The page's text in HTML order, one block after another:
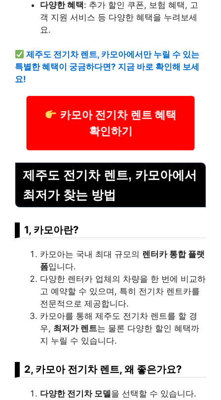
다양한 혜택: 추가 할인 쿠폰, 보험 혜택, 고
객 지원 서비스 등 다양한 혜택을 누려보세
요.
제주도 전기차 렌트, 카모아에서만 누릴 수 있는
특별한 혜택이 궁금하다면? 지금 바로 확인해 보세
요!
카모아 전기차 렌트 혜택
확인하기
제주도 전기차 렌트, 카모아에서
최저가 찾는 방법
1, 카모아란?
카모아는 국내 최대 규모의 렌터카 통합 플랫
폼입니다.
다양한 렌터카 업체의 차량을 한 번에 비교하
고 예약할 수 있으며, 특히 전기차 렌트카를
전문적으로 제공합니다.
카모아를 통해 제주도 전기차 렌트를 할 경
우, 최저가 렌트는 물론 다양한 할인 혜택까
지 누릴 수 있습니다.
2, 카모아 전기차 렌트, 왜 좋은가요?
다양한 전기차 모델을 선택할 수 있습니다.